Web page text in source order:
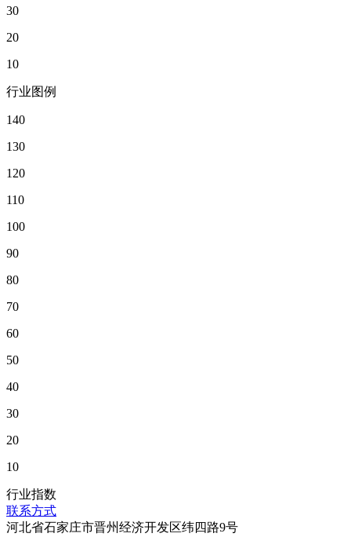
30
20
10
行业图例
140
130
120
110
100
90
80
70
60
50
40
30
20
10
行业指数
联系方式
河北省石家庄市晋州经济开发区纬四路9号